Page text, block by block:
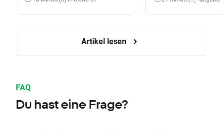
Artikel lesen
FAQ
Du hast eine Frage?